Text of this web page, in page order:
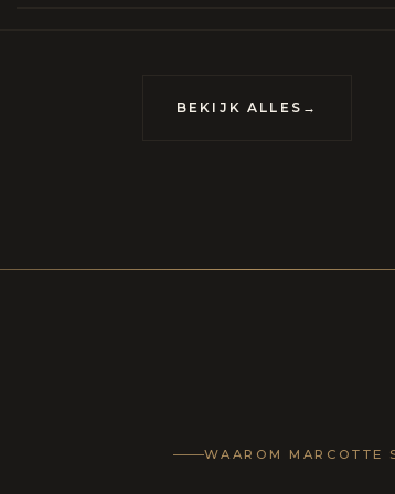
BEKIJK ALLES →
WAAROM MARCOTTE